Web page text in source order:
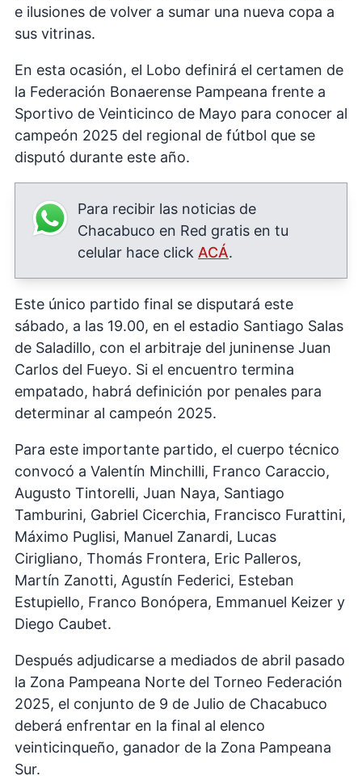
e ilusiones de volver a sumar una nueva copa a
sus vitrinas.
En esta ocasión, el Lobo definirá el certamen de
la Federación Bonaerense Pampeana frente a
Sportivo de Veinticinco de Mayo para conocer al
campeón 2025 del regional de fútbol que se
disputó durante este año.
Para recibir las noticias de
Chacabuco en Red gratis en tu
celular hace click ACÁ.
Este único partido final se disputará este
sábado, a las 19.00, en el estadio Santiago Salas
de Saladillo, con el arbitraje del juninense Juan
Carlos del Fueyo. Si el encuentro termina
empatado, habrá definición por penales para
determinar al campeón 2025.
Para este importante partido, el cuerpo técnico
convocó a Valentín Minchilli, Franco Caraccio,
Augusto Tintorelli, Juan Naya, Santiago
Tamburini, Gabriel Cicerchia, Francisco Furattini,
Máximo Puglisi, Manuel Zanardi, Lucas
Cirigliano, Thomás Frontera, Eric Palleros,
Martín Zanotti, Agustín Federici, Esteban
Estupiello, Franco Bonópera, Emmanuel Keizer y
Diego Caubet.
Después adjudicarse a mediados de abril pasado
la Zona Pampeana Norte del Torneo Federación
2025, el conjunto de 9 de Julio de Chacabuco
deberá enfrentar en la final al elenco
veinticinqueño, ganador de la Zona Pampeana
Sur.